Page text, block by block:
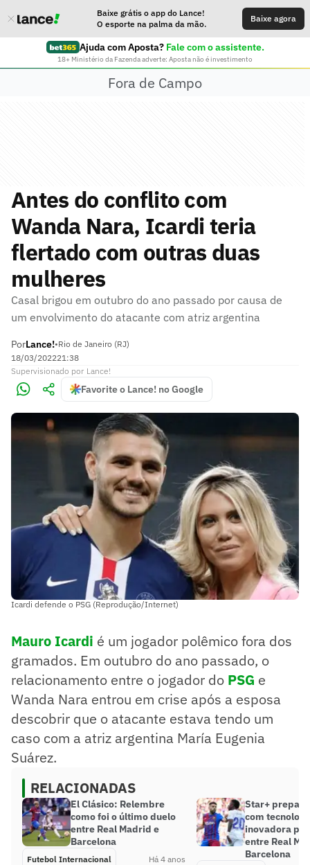
Baixe grátis o app do Lance!
O esporte na palma da mão.
Baixe agora
Ajuda com Aposta? Fale com o assistente.
18+ Ministério da Fazenda adverte: Aposta não é investimento
Fora de Campo
Antes do conflito com
Wanda Nara, Icardi teria
flertado com outras duas
mulheres
Casal brigou em outubro do ano passado por causa de
um envolvimento do atacante com atriz argentina
PorLance!•Rio de Janeiro (RJ)
18/03/202221:38
Supervisionado por Lance!
Favorite o Lance! no Google
Icardi defende o PSG (Reprodução/Internet)
Mauro Icardi é um jogador polêmico fora dos
gramados. Em outubro do ano passado, o
relacionamento entre o jogador do PSG e
Wanda Nara entrou em crise após a esposa
descobrir que o atacante estava tendo um
caso com a atriz argentina María Eugenia
Suárez.
RELACIONADAS
El Clásico: Relembre
como foi o último duelo
entre Real Madrid e
Barcelona
Futebol Internacional Há 4 anos
Star+
com
inovadora
entre Real
Barcelona